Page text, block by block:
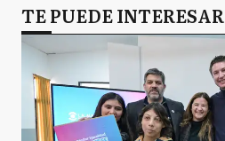
TE PUEDE INTERESAR